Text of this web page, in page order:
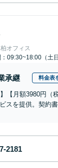
オフィス
09:30~18:00（土日
承継 料金表
】【月額3980円
スを提供。契約